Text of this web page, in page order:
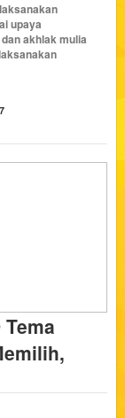
upaya
akhlak mulia